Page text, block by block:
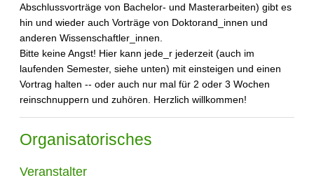
Abschlussvorträge von Bachelor- und Masterarbeiten) gibt es
hin und wieder auch Vorträge von Doktorand_innen und
anderen Wissenschaftler_innen.
Bitte keine Angst! Hier kann jede_r jederzeit (auch im
laufenden Semester, siehe unten) mit einsteigen und einen
Vortrag halten -- oder auch nur mal für 2 oder 3 Wochen
reinschnuppern und zuhören. Herzlich willkommen!
Organisatorisches
Veranstalter